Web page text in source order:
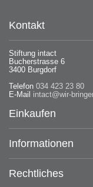
Kontakt
Stiftung intact
Bucherstrasse 6
3400 Burgdorf
Telefon034 423 23 80
E-Mail intact@wir-
Einkaufen
Informationen
Rechtliches